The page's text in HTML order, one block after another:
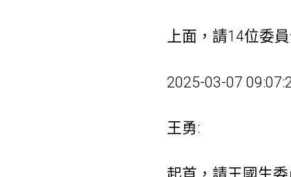
上面，請14位委
2025-03-07
王勇: